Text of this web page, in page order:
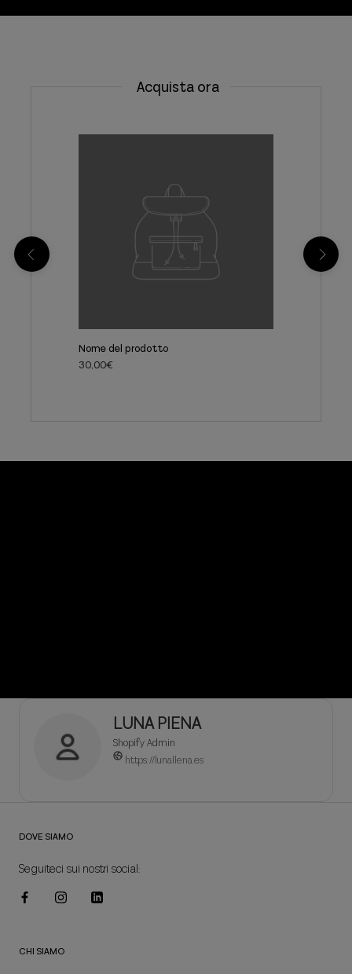
Acquista ora
Nome del prodotto
30,00€
LUNA PIENA
Shopify Admin
https://lunallena.es
DOVE SIAMO
Seguiteci sui nostri social:
CHI SIAMO